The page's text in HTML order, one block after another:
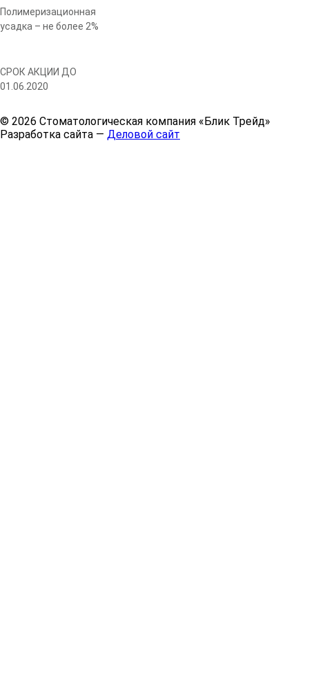
Полимеризационная
усадка – не более 2%
СРОК АКЦИИ ДО
01.06.2020
© 2026 Стоматологическая компания «Блик Трейд»
Разработка сайта — Деловой сайт